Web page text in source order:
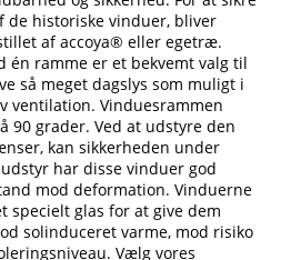
de historiske vinduer, bliver
af accoya® eller egetræ.
én ramme er et bekvemt valg til
så meget dagslys som muligt i
ventilation. Vinduesrammen
90 grader. Ved at udstyre den
kan sikkerheden under
har disse vinduer god
mod deformation. Vinduerne
specielt glas for at give dem
solinduceret varme, mod risiko
Vælg vores